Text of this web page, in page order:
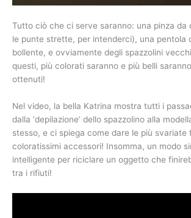
Tutto ciò che ci serve saranno: una pinza da
le punte strette, per intenderci), una pentola
bollente, e ovviamente degli spazzolini
questi, più colorati saranno e più belli
ottenuti!
Nel video, la bella Katrina mostra tutti i
dalla ‘depilazione’ dello spazzolino alla
stesso, e ci spiega come dare le più svariate
coloratissimi accessori! Insomma, un modo
intelligente per riciclare un oggetto che
tra i rifiuti!